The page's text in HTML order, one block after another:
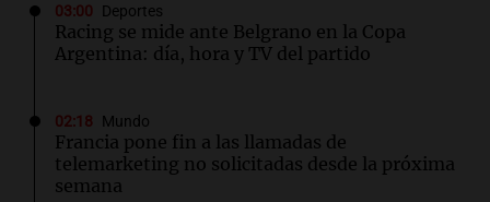
03:00 Deportes
Racing se mide ante Belgrano en la Copa
Argentina: día, hora y TV del partido
02:18 Mundo
Francia pone fin a las llamadas de
telemarketing no solicitadas desde la próxima
semana